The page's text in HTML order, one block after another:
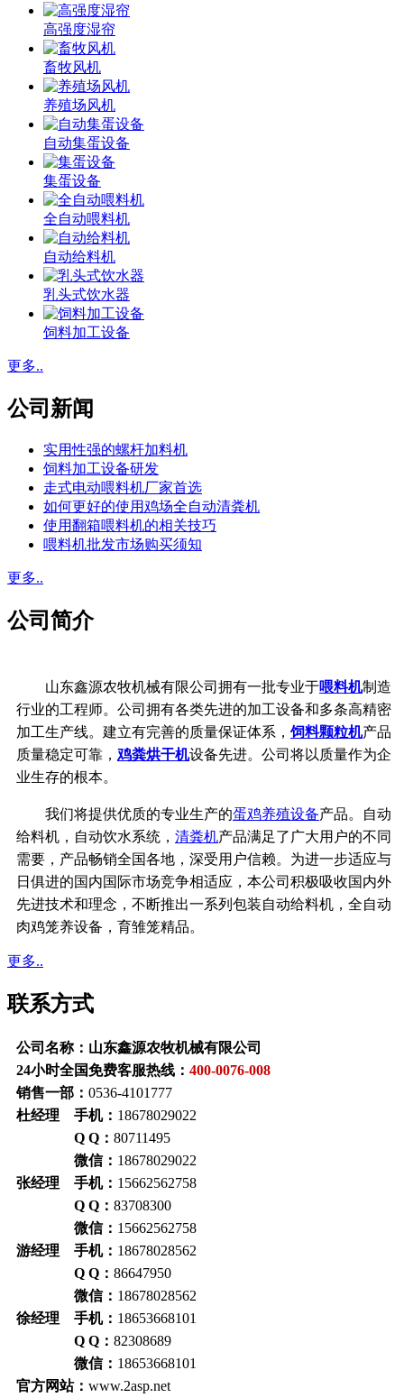
高强度湿帘
畜牧风机
养殖场风机
自动集蛋设备
集蛋设备
全自动喂料机
自动给料机
乳头式饮水器
饲料加工设备
更多..
公司新闻
实用性强的螺杆加料机
饲料加工设备研发
走式电动喂料机厂家首选
如何更好的使用鸡场全自动清粪机
使用翻箱喂料机的相关技巧
喂料机批发市场购买须知
更多..
公司简介
山东鑫源农牧机械有限公司拥有一批专业于喂料机制造
行业的工程师。公司拥有各类先进的加工设备和多条高精密
加工生产线。建立有完善的质量保证体系，饲料颗粒机产品
质量稳定可靠， 鸡粪烘干机设备先进。公司将以质量作为企
业生存的根本。
我们将提供优质的专业生产的蛋鸡养殖设备产品。自动
给料机，自动饮水系统， 清粪机产品满足了广大用户的不同
需要，产品畅销全国各地，深受用户信赖。为进一步适应与
日俱进的国内国际市场竞争相适应，本公司积极吸收国内外
先进技术和理念，不断推出一系列包装自动给料机，全自动
肉鸡笼养设备，育雏笼精品。
更多..
联系方式
公司名称：山东鑫源农牧机械有限公司
24小时全国免费客服热线： 400-0076-008
销售一部： 0536-4101777
杜经理 手机： 18678029022
Q Q： 80711495
微信： 18678029022
张经理 手机： 15662562758
Q Q： 83708300
微信： 15662562758
游经理 手机： 18678028562
Q Q： 86647950
微信： 18678028562
徐经理 手机： 18653668101
Q Q： 82308689
微信： 18653668101
官方网站： www.2asp.net